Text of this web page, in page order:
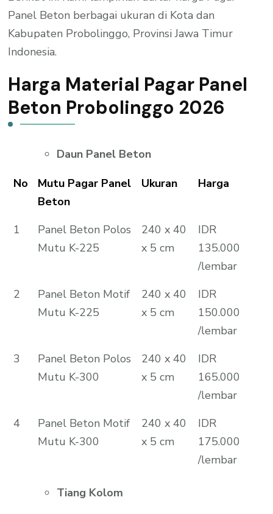
Panel Beton berbagai ukuran di Kota dan
Kabupaten Probolinggo, Provinsi Jawa Timur
Indonesia.
Harga Material Pagar Panel
Beton Probolinggo 2026
Daun Panel Beton
No
Mutu Pagar Panel
Beton
Ukuran Harga
1
Panel Beton Polos
Mutu K-225
240 x 40
x 5 cm
IDR
135.000
/lembar
2
Panel Beton Motif
Mutu K-225
240 x 40
x 5 cm
IDR
150.000
/lembar
3
Panel Beton Polos
Mutu K-300
240 x 40
x 5 cm
IDR
165.000
/lembar
4
Panel Beton Motif
Mutu K-300
240 x 40
x 5 cm
IDR
175.000
/lembar
Tiang Kolom